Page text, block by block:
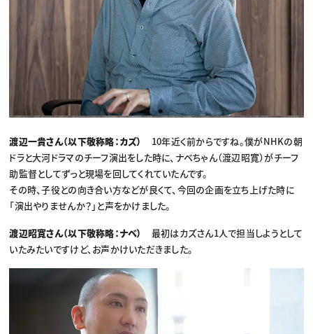
渡辺一貴さん（以下敬称略：カズ）
10年近く前からですね。僕がNHKの朝
ドラと大河ドラマのチーフ演出をした時に、ナベちゃん（渡辺昭寛）がチーフ
助監督としてずっと現場を回してくれていたんです。
その時、子役との向き合い方などが良くて、今回の企画を立ち上げた時に
「演出やりませんか？」と声をかけました。
渡辺昭寛さん（以下敬称略：ナベ）
最初はカズさん1人で担当しようとして
いたみたいですけど、お声かけいただきました。